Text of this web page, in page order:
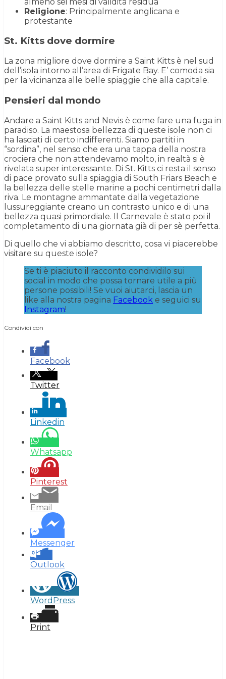
Religione: Principalmente anglicana e
protestante
St. Kitts dove dormire
La zona migliore dove dormire a Saint Kitts è nel sud
dell’isola intorno all’area di Frigate Bay. E’ comoda sia
per la vicinanza alle belle spiaggie che alla capitale.
Pensieri dal mondo
Andare a Saint Kitts and Nevis è come fare una fuga in
paradiso. La maestosa bellezza di queste isole non ci
ha lasciati di certo indifferenti. Siamo partiti in
“sordina”, nel senso che era una tappa della nostra
crociera che non attendevamo molto, in realtà si è
rivelata super interessante. Di St. Kitts ci resta il senso
di pace provato sulla spiaggia di South Friars Beach e
la bellezza delle stelle marine a pochi centimetri dalla
riva. Le montagne ammantate dalla vegetazione
lussureggiante creano un contrasto unico e di una
bellezza quasi primordiale. Il Carnevale è stato poi il
completamento di una giornata già di per sè perfetta.
Di quello che vi abbiamo descritto, cosa vi piacerebbe
visitare su queste isole?
Se ti è piaciuto il racconto condividilo sui
social in modo che possa tornare utile a più
persone possibili! Se vuoi aiutarci, lascia un
like alla nostra pagina Facebook e seguici su
Instagram!
Condividi con
Facebook
Twitter
Linkedin
Whatsapp
Pinterest
Email
Messenger
Outlook
WordPress
Print